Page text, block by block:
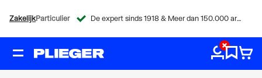
ZakelijkParticulier De expert sinds 1918 & Meer dan 150.000 artikelen